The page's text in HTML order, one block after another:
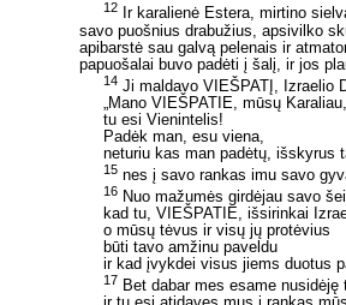
12 Ir karalienė Estera, mirtino
savo puošnius drabužius, apsivilko
apibarstė sau galvą pelenais ir
papuošalai buvo padėti į šalį, ir jos
14 Ji maldavo VIEŠPATĮ, Izraelio
„Mano VIEŠPATIE, mūsų Karaliau,
tu esi Vienintelis!
Padėk man, esu viena,
neturiu kas man padėtų, išskyrus
15 nes į savo rankas imu savo
16 Nuo mažumės girdėjau savo
kad tu, VIEŠPATIE, išsirinkai
o mūsų tėvus ir visų jų protėvius
būti tavo amžinu paveldu
ir kad įvykdei visus jiems duotus
17 Bet dabar mes esame nusidėję